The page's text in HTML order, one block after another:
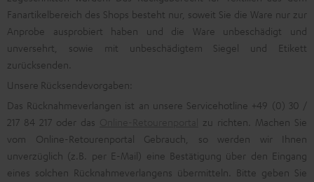
Fanartikelbereich des Shops besteht nur, soweit Sie die Ware nur zur
Anprobe ausprobiert haben und die Ware unbeschädigt und
unversehrt, sowie mit unbeschädigtem Siegel und Etikett
zurücksenden.
Unsere Rücksendevorgaben:
Das Rücknahmeverlangen ist an unsere Servicehotline +49 (0) 30 /
217 84 217 oder das
zu richten. Machen Sie
vom Online-Retourenportal Gebrauch, so werden wir Ihnen
unverzüglich (z.B. per E-Mail) eine Bestätigung über den Eingang
eines solchen Rücknahmeverlangens übermitteln. Bitte geben Sie